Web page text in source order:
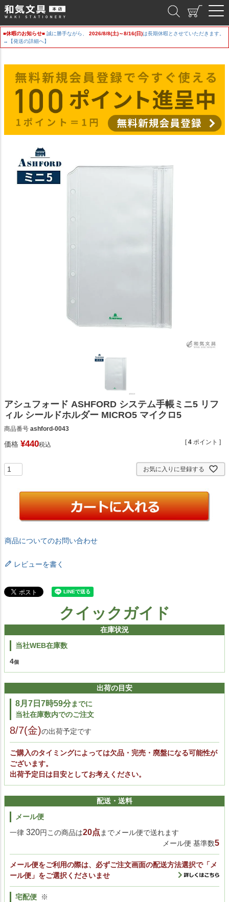
■休暇のお知らせ■ 誠に勝手ながら、 2026/8/8(土)～8/16(日)は長期休暇とさせていただきます。
→【発送の詳細へ】
アシュフォード ASHFORD システム手帳ミニ5 リフ
ィル シールドホルダー MICRO5 マイクロ5
商品番号 ashford-0043
価格 ¥440税込 [4 ポイント ]
お気に入りに登録する
商品についてのお問い合わせ
レビューを書く
クイックガイド
在庫状況
当社WEB在庫数
4
出荷の目安
8月7日7時59分までに
当社在庫数内でのご注文
8/7(金)の出荷予定です
ご購入のタイミングによっては欠品・完売・廃盤になる可能性が
ございます。
出荷予定日は目安としてお考えください。
配送・送料
メール便
一律 320円この商品は20点 までメール便で送れます
メール便 基準数5
メール便をご利用の際は、必ずご注文画面の配送方法選択で「メ
ール便」をご選択くださいませ
宅配便 ※